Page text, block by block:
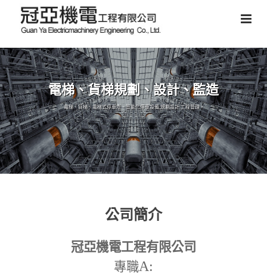
電梯、貨梯規劃、設計、監造
電梯、貨梯、電梯式停車塔、智能化停車設備,規劃設計,工程管理。
公司簡介
冠亞機電工程有限公司
專職A: